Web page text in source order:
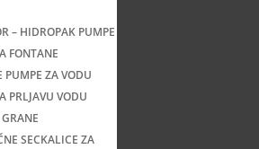
– HIDROPAK PUMPE
FONTANE
PUMPE ZA VODU
PRLJAVU VODU
SECKALICE ZA